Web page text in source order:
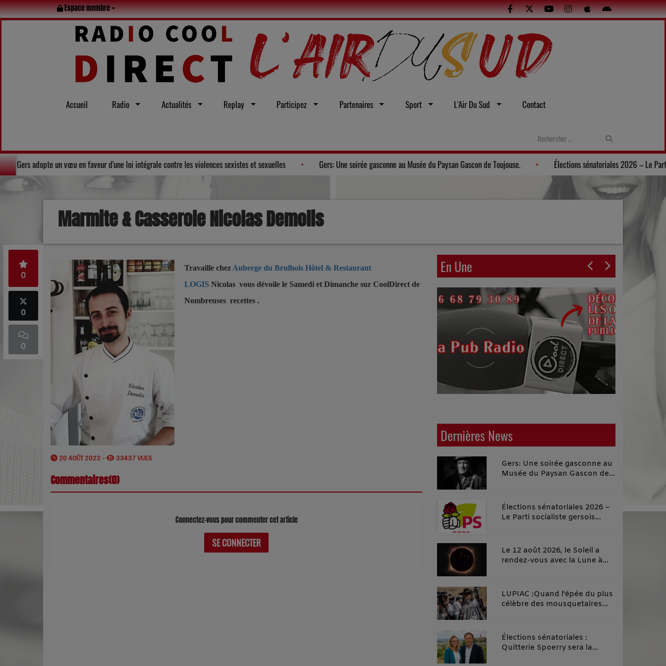
Espace membre
Accueil Radio Actualités Replay Participez Partenaires Sport L'Air Du Sud Contact
: Le Conseil départemental du Gers adopte un vœu en faveur d'une loi intégrale contre les violences sexistes et sexuelles Gers: Une soirée gasconne au Musée du Paysan Gascon de Toujouse.
Marmite & Casserole Nicolas Demolis
0
0
0
20 AOÛT 2022 - 33437 VUES
Travaille chez Auberge du Brulhois Hôtel & Restaurant
LOGIS Nicolas vous dévoile le Samedi et Dimanche sur CoolDirect de
Nombreuses recettes .
Commentaires(0)
Connectez-vous pour commenter cet article
SE CONNECTER
En Une
Dernières News
Gers: Une soirée gasconne au
Musée du Paysan Gascon de
Élections sénatoriales 2026 –
Le Parti socialiste gersois
soutien à Céline Salles, dans
un esprit de rassemblement
Le 12 août 2026, le Soleil a
rendez-vous avec la Lune à
LUPIAC :Quand l'épée du plus
célèbre des mousquetaires
d'incroyables étincelles !
Élections sénatoriales :
Quitterie Spoerry sera la